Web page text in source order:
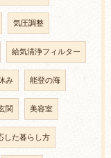
気圧調整
給気清浄フィルター
み 能登の海
関 美容室
した暮らし方